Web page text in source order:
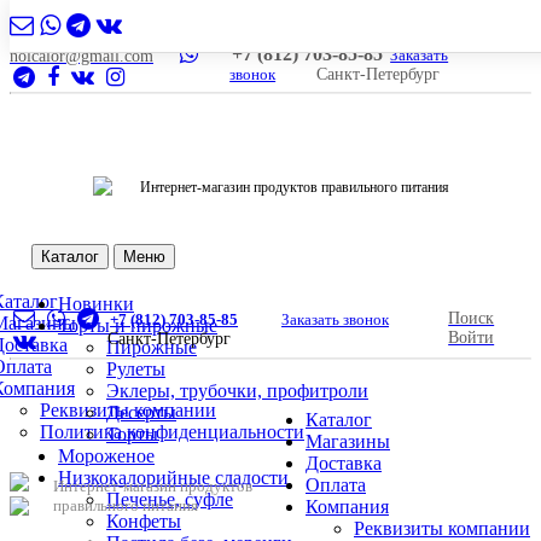
nolcalor@gmail.com +7 (812) 703-85-85 Заказать
звонок
Санкт-Петербург
Интернет-магазин продуктов правильного питания
Каталог Меню
Реквизиты компании
Политика конфиденциальности
Новинки
Торты и пирожные
Пирожные
Рулеты
Эклеры, трубочки, профитроли
Десерты
Торты
Мороженое
Низкокалорийные сладости
Печенье, суфле
Конфеты
+7 (812) 703-85-85
Заказать звонок
Санкт-Петербург
Поиск
Войти
Интернет-магазин продуктов
правильного питания
Каталог
Магазины
Доставка
Оплата
Компания
Реквизиты компании